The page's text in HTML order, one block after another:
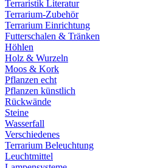
Terraristik Literatur
Terrarium-Zubehör
Terrarium Einrichtung
Futterschalen & Tränken
Höhlen
Holz & Wurzeln
Moos & Kork
Pflanzen echt
Pflanzen künstlich
Rückwände
Steine
Wasserfall
Verschiedenes
Terrarium Beleuchtung
Leuchtmittel